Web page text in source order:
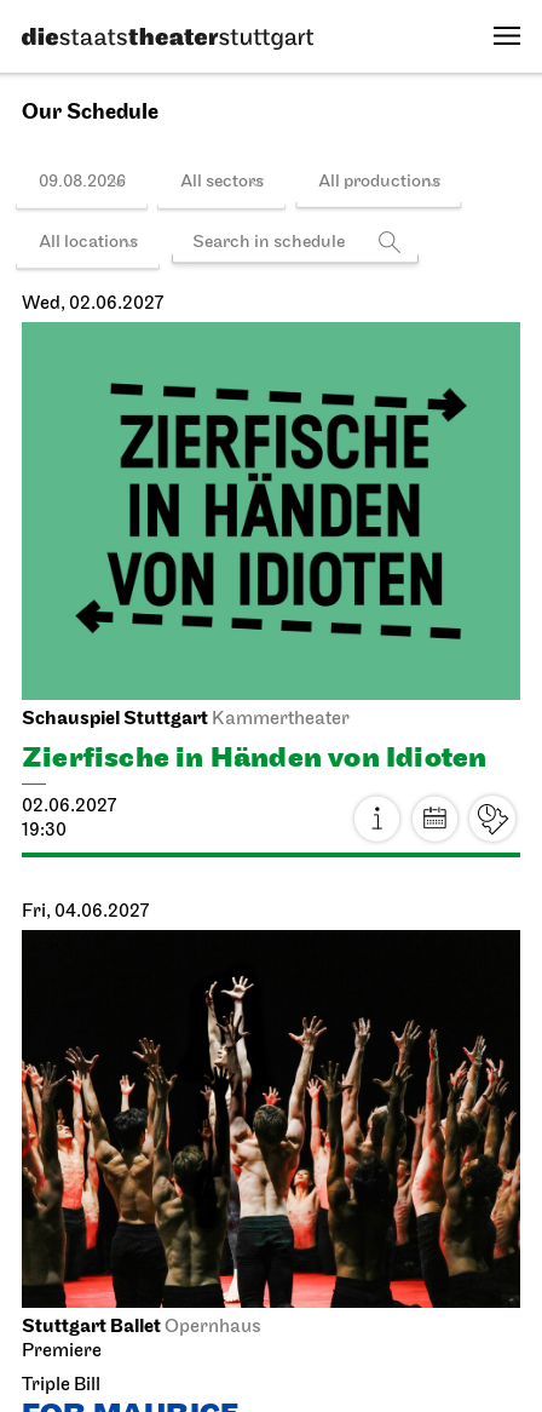
Schedule
Mon, 31.05.2027
Staatsoper StuttgartOpernhaus
Turandot
19:00 - 21:30
Schauspiel StuttgartKammertheater
Zierfische in Händen von Idioten
02.06.2027
19:30
Fri, 04.06.2027